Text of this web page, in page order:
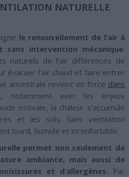
NATURELLE
le renouvellement de l’air à
sans intervention mécanique.
naturels de l’air différences de
évacuer l’air chaud et faire entrer
ancestrale revient en force dans
, notamment avec les enjeux
estivale, la chaleur s’accumule
et les sols. Sans ventilation
lourd, humide et inconfortable.
permet non seulement de
ambiante, mais aussi de
et d’allergènes. Par